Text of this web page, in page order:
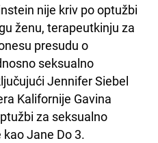
nije kriv po optužbi
ženu, terapeutkinju za
presudu o
seksualno
Jennifer Siebel
Kalifornije Gavina
za seksualno
Jane Do 3.